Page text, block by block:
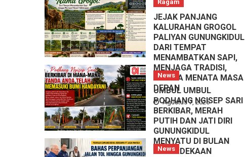
Ragam
JEJAK PANJANG
KALURAHAN GROGOL
PALIYAN GUNUNGKIDUL
DARI TEMPAT
MENAMBATKAN SAPI,
MENJAGA TRADISI,
HINGGA MENATA MASA
DEPAN
Agustus 7, 2026
News
UMBUL UMBUL
PODHANG NGISEP SARI
BERKIBAR, MERAH
PUTIH DAN JATI DIRI
GUNUNGKIDUL
MENYATU DI BULAN
KEMERDEKAAN
News